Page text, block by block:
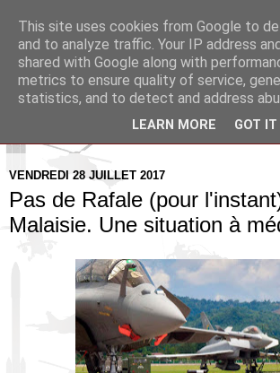
Pax Aquitania
Blog d'actualité et d'analyse stratégique
VENDREDI 28 JUILLET 2017
Pas de Rafale (pour
Malaisie. Une situation à
This site uses cookies from Google to
and to analyze traffic. Your IP address
shared with Google along with
metrics to ensure quality of service,
statistics, and to detect and address
LEARN MORE GOT IT